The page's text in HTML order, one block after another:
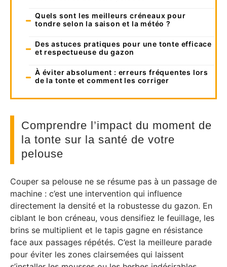
Quels sont les meilleurs créneaux pour
tondre selon la saison et la météo ?
Des astuces pratiques pour une tonte efficace
et respectueuse du gazon
À éviter absolument : erreurs fréquentes lors
de la tonte et comment les corriger
Comprendre l’impact du moment de
la tonte sur la santé de votre
pelouse
Couper sa pelouse ne se résume pas à un passage de
machine : c’est une intervention qui influence
directement la densité et la robustesse du gazon. En
ciblant le bon créneau, vous densifiez le feuillage, les
brins se multiplient et le tapis gagne en résistance
face aux passages répétés. C’est la meilleure parade
pour éviter les zones clairsemées qui laissent